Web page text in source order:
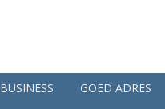
BUSINESS
GOED ADRES